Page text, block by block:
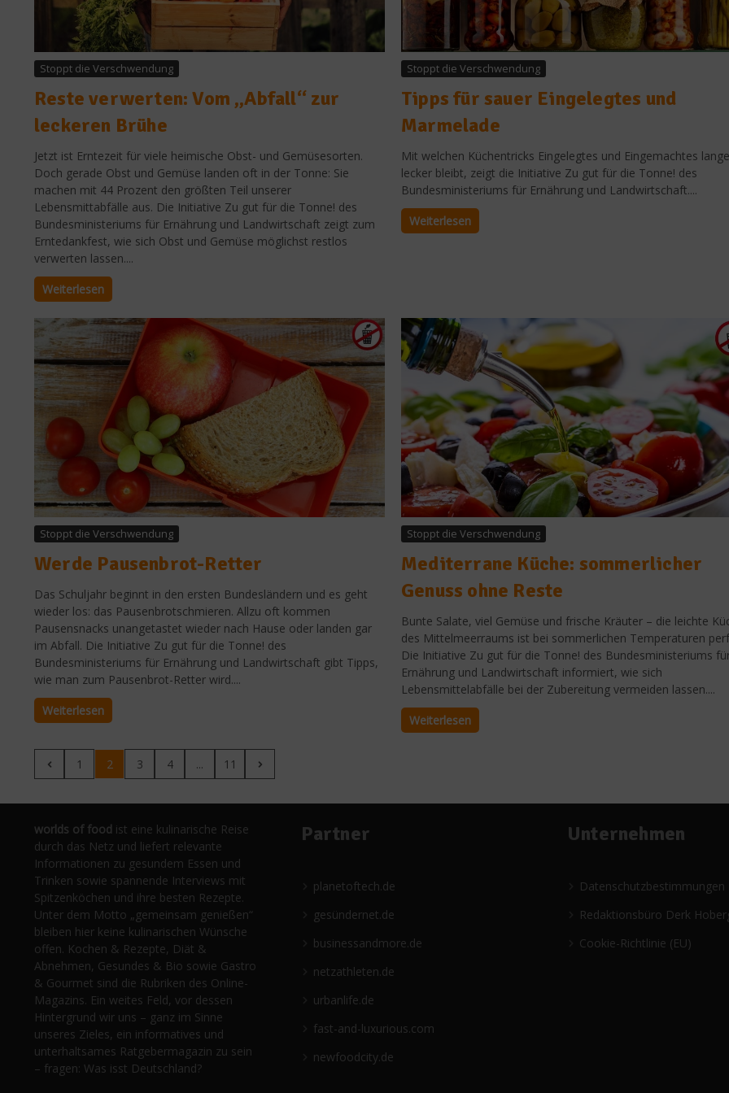
Stoppt die Verschwendung
Reste verwerten: Vom „Abfall“ zur
leckeren Brühe
Jetzt ist Erntezeit für viele heimische Obst- und Gemüsesorten.
Doch gerade Obst und Gemüse landen oft in der Tonne: Sie
machen mit 44 Prozent den größten Teil unserer
Lebensmittabfälle aus. Die Initiative Zu gut für die Tonne! des
Bundesministeriums für Ernährung und Landwirtschaft zeigt zum
Erntedankfest, wie sich Obst und Gemüse möglichst restlos
verwerten lassen....
Weiterlesen
Stoppt die Verschwendung
Tipps für sauer Eingelegtes und
Marmelade
Mit welchen Küchentricks Eingelegtes und Eingemachtes lange
lecker bleibt, zeigt die Initiative Zu gut für die Tonne! des
Bundesministeriums für Ernährung und Landwirtschaft....
Weiterlesen
Stoppt die Verschwendung
Werde Pausenbrot-Retter
Das Schuljahr beginnt in den ersten Bundesländern und es geht
wieder los: das Pausenbrotschmieren. Allzu oft kommen
Pausensnacks unangetastet wieder nach Hause oder landen gar
im Abfall. Die Initiative Zu gut für die Tonne! des
Bundesministeriums für Ernährung und Landwirtschaft gibt Tipps,
wie man zum Pausenbrot-Retter wird....
Weiterlesen
Stoppt die Verschwendung
Mediterrane Küche: sommerlicher
Genuss ohne Reste
Bunte Salate, viel Gemüse und frische Kräuter – die leichte
des Mittelmeerraums ist bei sommerlichen Temperaturen
Die Initiative Zu gut für die Tonne! des Bundesministeriums
Ernährung und Landwirtschaft informiert, wie sich
Lebensmittelabfälle bei der Zubereitung vermeiden lassen....
Weiterlesen
1 2 3 4 ... 11
worlds of food ist eine kulinarische Reise
durch das Netz und liefert relevante
Informationen zu gesundem Essen und
Trinken sowie spannende Interviews mit
Spitzenköchen und ihre besten Rezepte.
Unter dem Motto „gemeinsam genießen“
bleiben hier keine kulinarischen Wünsche
offen. Kochen & Rezepte, Diät &
Abnehmen, Gesundes & Bio sowie Gastro
& Gourmet sind die Rubriken des Online-
Magazins. Ein weites Feld, vor dessen
Hintergrund wir uns – ganz im Sinne
unseres Zieles, ein informatives und
unterhaltsames Ratgebermagazin zu sein
– fragen: Was isst Deutschland?
Partner
planetoftech.de
gesündernet.de
businessandmore.de
netzathleten.de
urbanlife.de
fast-and-luxurious.com
newfoodcity.de
Unternehmen
Datenschutzbestimmungen
Redaktionsbüro Derk
Cookie-Richtlinie (EU)